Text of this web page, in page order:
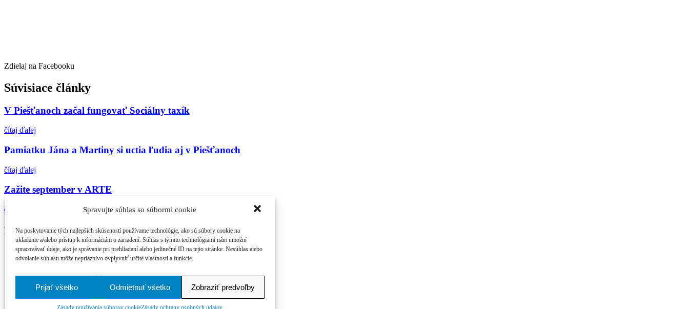
Spravujte súhlas so súbormi cookie
Na poskytovanie tých najlepších skúseností používame technológie, ako sú súbory cookie na
ukladanie a/alebo prístup k informáciám o zariadení. Súhlas s týmito technológiami nám umožní
spracovávať údaje, ako je správanie pri prehliadaní alebo jedinečné ID na tejto stránke. Nesúhlas alebo
odvolanie súhlasu môže nepriaznivo ovplyvniť určité vlastnosti a funkcie.
Prijať všetko Odmietnuť všetko Zobraziť predvoľby
Zásady používania súborov cookieZásady ochrany osobných údajov
Zdielaj na Facebooku
Súvisiace články
V Piešťanoch začal fungovať Sociálny taxík
čítaj ďalej
Pamiatku Jána a Martiny si uctia ľudia aj v Piešťanoch
čítaj ďalej
Zažite september v ARTE
čítaj ďalej
Najčítanejšie
21. ročník MFF Cinematik otvorí svetová premi...
Cinematik uvedie špičkové dánske filmy a priv...
© 2026
právne podmienky